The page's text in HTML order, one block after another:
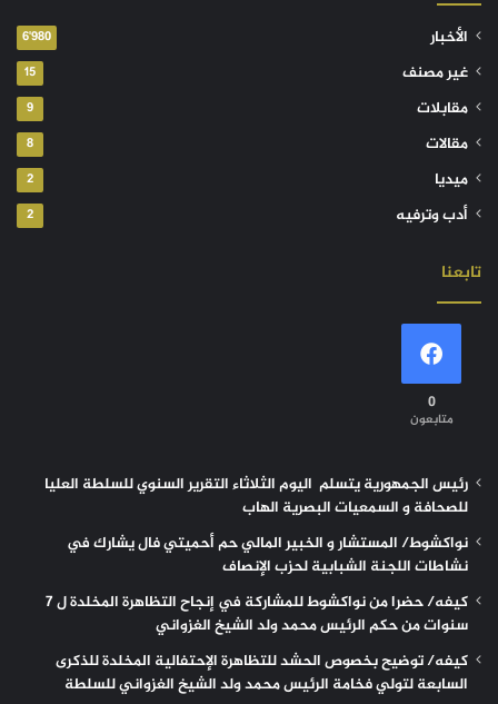
الأخبار 6٬980
غير مصنف 15
مقابلات 9
مقالات 8
ميديا 2
أدب وترفيه 2
تابعنا
0
متابعون
رئيس الجمهورية يتسلم اليوم الثلاثاء التقرير السنوي للسلطة العليا
للصحافة و السمعيات البصرية الهاب
نواكشوط/ المستشار و الخبير المالي حم أحميتي فال يشارك في
نشاطات اللجنة الشبابية لحزب الإنصاف
كيفه/ حضرا من نواكشوط للمشاركة في إنجاح التظاهرة المخلدة ل 7
سنوات من حكم الرئيس محمد ولد الشيخ الغزواني
كيفه/ توضيح بخصوص الحشد للتظاهرة الإحتفالية المخلدة للذكرى
السابعة لتولي فخامة الرئيس محمد ولد الشيخ الغزواني للسلطة